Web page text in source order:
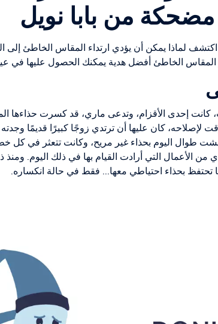
مضحكة من بابا نويل
المقاس الخاطئ أفضل هدية يمكنك الحصول عليها في عيد
إحدى الأقزام، وتدعى ماري، قد كسرت حذاءها
لإصلاحه، كان عليها أن ترتدي زوجًا كبيرًا قديمًا
طوال اليوم بحذاء غير مريح، وكانت تتعثر في كل
من الأعمال التي أرادت القيام بها في ذلك اليوم.
تحتفظ بحذاء احتياطي معها... فقط في حالة انكساره.